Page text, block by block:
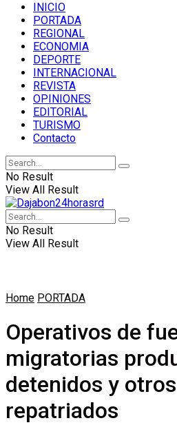
INICIO
PORTADA
REGIONAL
ECONOMIA
DEPORTE
INTERNACIONAL
REVISTA
OPINIONES
EDITORIAL
TURISMO
Contacto
No Result
View All Result
No Result
View All Result
Home PORTADA
Operativos de
migratorias
detenidos y
repatriados